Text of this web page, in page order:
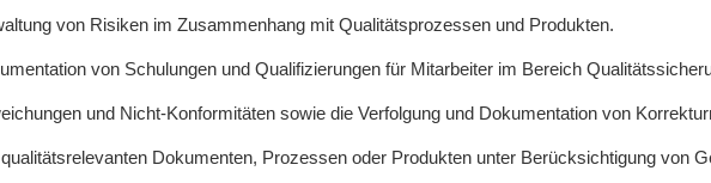
von Risiken im Zusammenhang mit Qualitätsprozessen und Produkten.
von Schulungen und Qualifizierungen für Mitarbeiter im Bereich
und Nicht-Konformitäten sowie die Verfolgung und Dokumentation von
Dokumenten, Prozessen oder Produkten unter Berücksichtigung von